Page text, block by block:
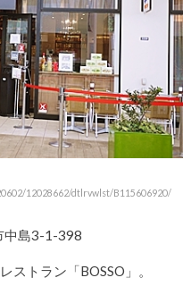
12028662/dtlrvwlst/B115606920/
中島3-1-398
ストラン「BOSSO」。